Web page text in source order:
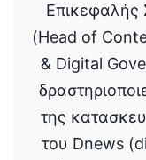
Επικεφαλής
(Head of
& Digital
της
του Dnews